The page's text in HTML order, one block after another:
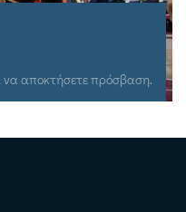
να αποκτήσετε πρόσβαση.